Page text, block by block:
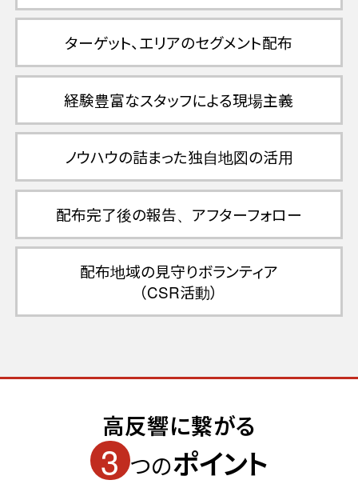
ターゲット、エリアのセグメント配布
経験豊富なスタッフによる現場主義
ノウハウの詰まった独自地図の活用
配布完了後の報告、 アフターフォロー
配布地域の見守りボランティア
（CSR活動）
高反響に繋がる
3 つのポイント